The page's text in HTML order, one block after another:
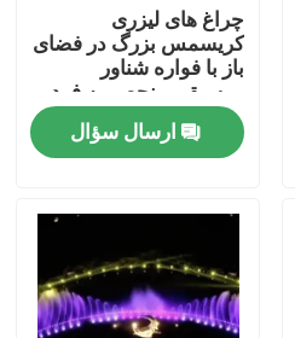
چراغ های لیزری
کریسمس بزرگ در فضای
باز با فواره شناور
موسیقی منحصر به فرد
در دریاچه
ارسال سؤال